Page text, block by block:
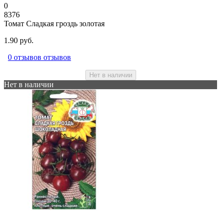
0
8376
Томат Сладкая гроздь золотая
1.90 руб.
0 отзывов отзывов
Нет в наличии
Нет в наличии